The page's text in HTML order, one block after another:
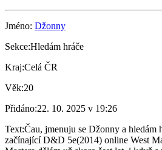
Jméno: Džonny
Sekce:Hledám hráče
Kraj:Celá ČR
Věk:20
Přidáno:22. 10. 2025 v 19:26
Text:Čau, jmenuju se Džonny a hledám
začínající D&D 5e(2014) online West